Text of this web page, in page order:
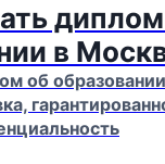
в
об